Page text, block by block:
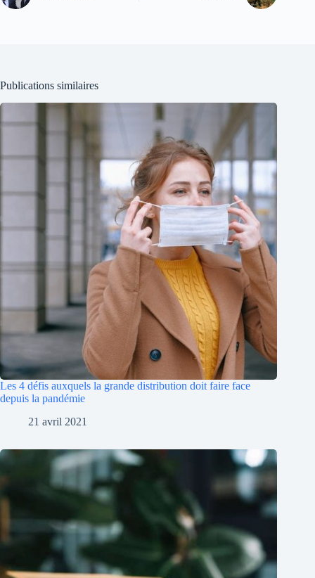
Publications similaires
Les 4 défis auxquels la grande distribution doit faire face
depuis la pandémie
21 avril 2021